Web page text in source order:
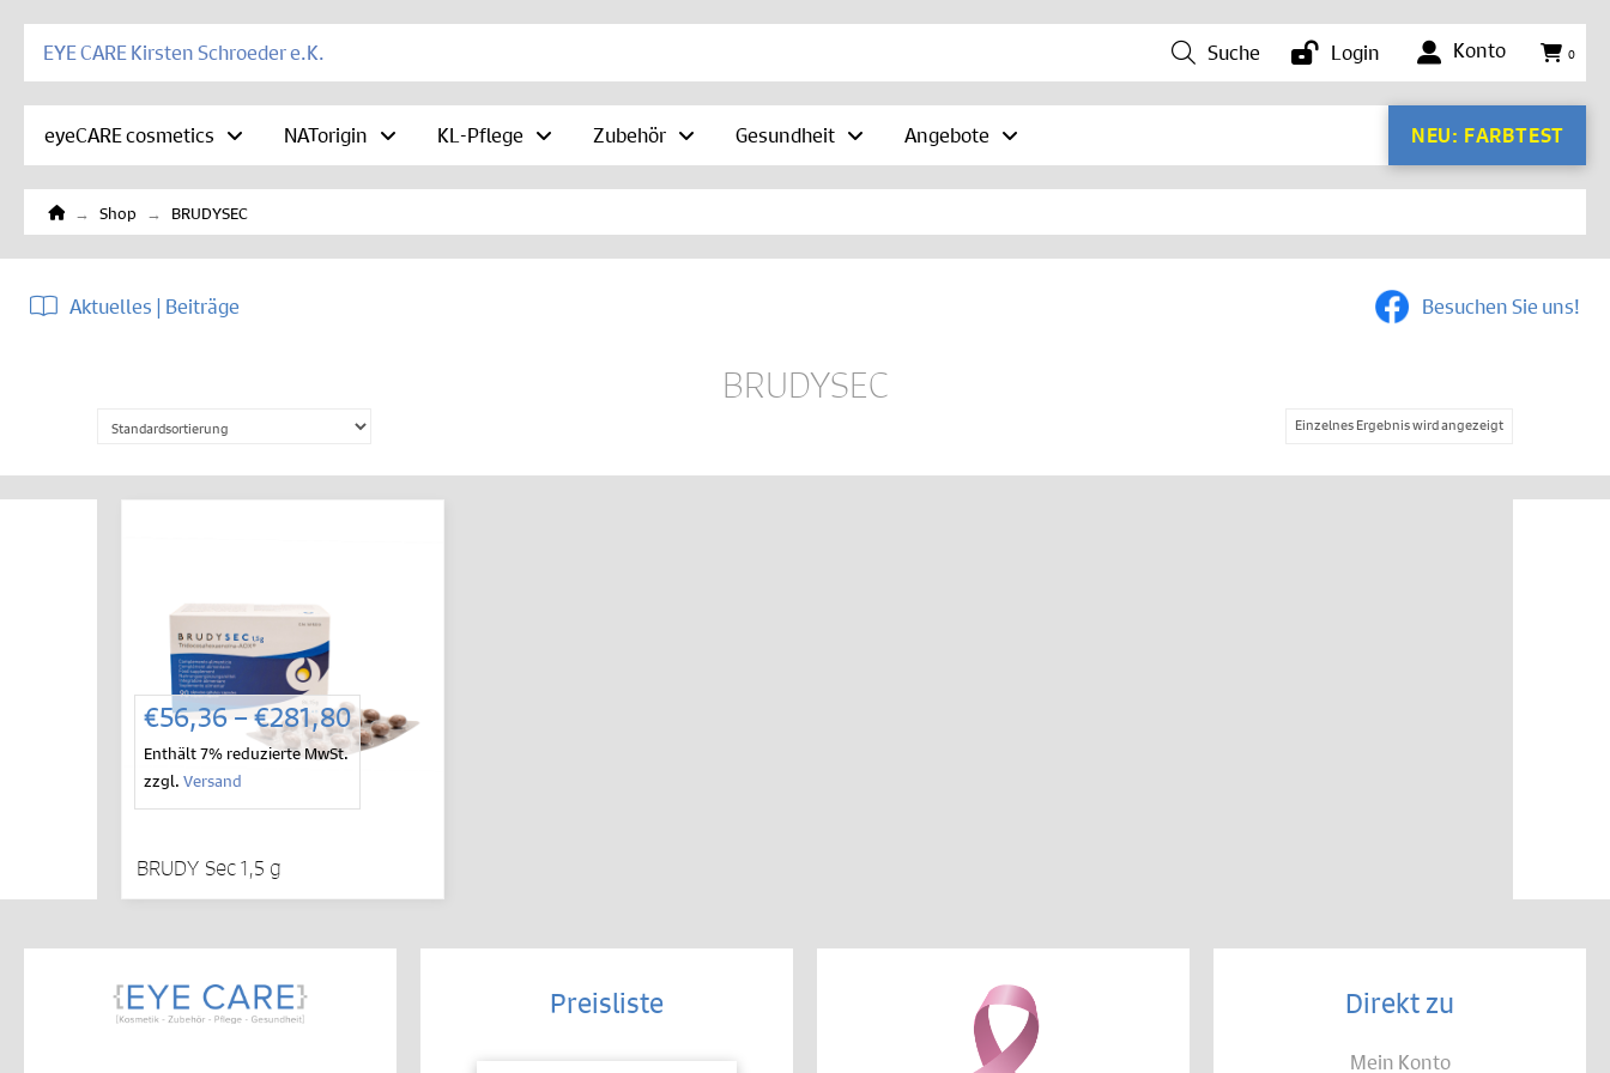
EYE CARE Kirsten Schroeder e.K. Suche Login Konto 0
eyeCARE cosmetics NATorigin KL-Pflege Zubehör Gesundheit Angebote NEU: FARBTEST
Home
→ Shop → BRUDYSEC
Aktuelles | Beiträge Besuchen Sie uns!
BRUDYSEC
Einzelnes Ergebnis wird angezeigt
€56,36–€281,80Preisspanne:
€56,36
Enthält 7% reduzierte MwSt.
zzgl. Versand
BRUDY Sec 1,5 g
Preisliste Direkt zu
Mein Konto